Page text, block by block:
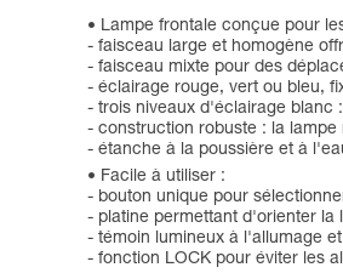
Lampe frontale conçue pour
- faisceau large et homogène
- faisceau mixte pour des
- éclairage rouge, vert ou bleu,
- trois niveaux d'éclairage blanc
- construction robuste : la
- étanche à la poussière et à
Facile à utiliser :
- bouton unique pour
- platine permettant d'orienter la
- témoin lumineux à l'allumage
- fonction LOCK pour éviter les